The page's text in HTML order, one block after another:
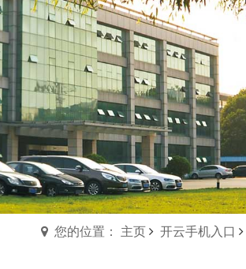
您的位置： 主页 开云手机入口